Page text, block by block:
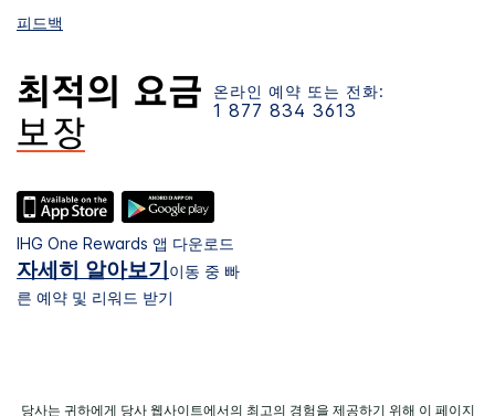
피드백
온라인 예약 또는 전화:
1 877 834 3613
IHG One Rewards 앱 다운로드
자세히 알아보기 이동 중 빠
른 예약 및 리워드 받기
당사는 귀하에게 당사 웹사이트에서의 최고의 경험을 제공하기 위해 이 페이지